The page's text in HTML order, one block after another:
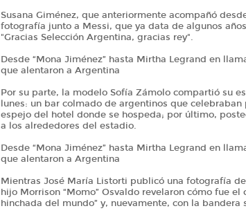
Susana Giménez, que anteriormente acompañó
fotografía junto a Messi, que ya data de algunos
"Gracias Selección Argentina, gracias rey".
Desde “Mona Jiménez” hasta Mirtha Legrand en
que alentaron a Argentina
Por su parte, la modelo Sofía Zámolo compartió su
lunes: un bar colmado de argentinos que
espejo del hotel donde se hospeda; por último,
a los alrededores del estadio.
Desde “Mona Jiménez” hasta Mirtha Legrand en
que alentaron a Argentina
Mientras José María Listorti publicó una fotografía
hijo Morrison “Momo” Osvaldo revelaron cómo fue
hinchada del mundo” y, nuevamente, con la bandera